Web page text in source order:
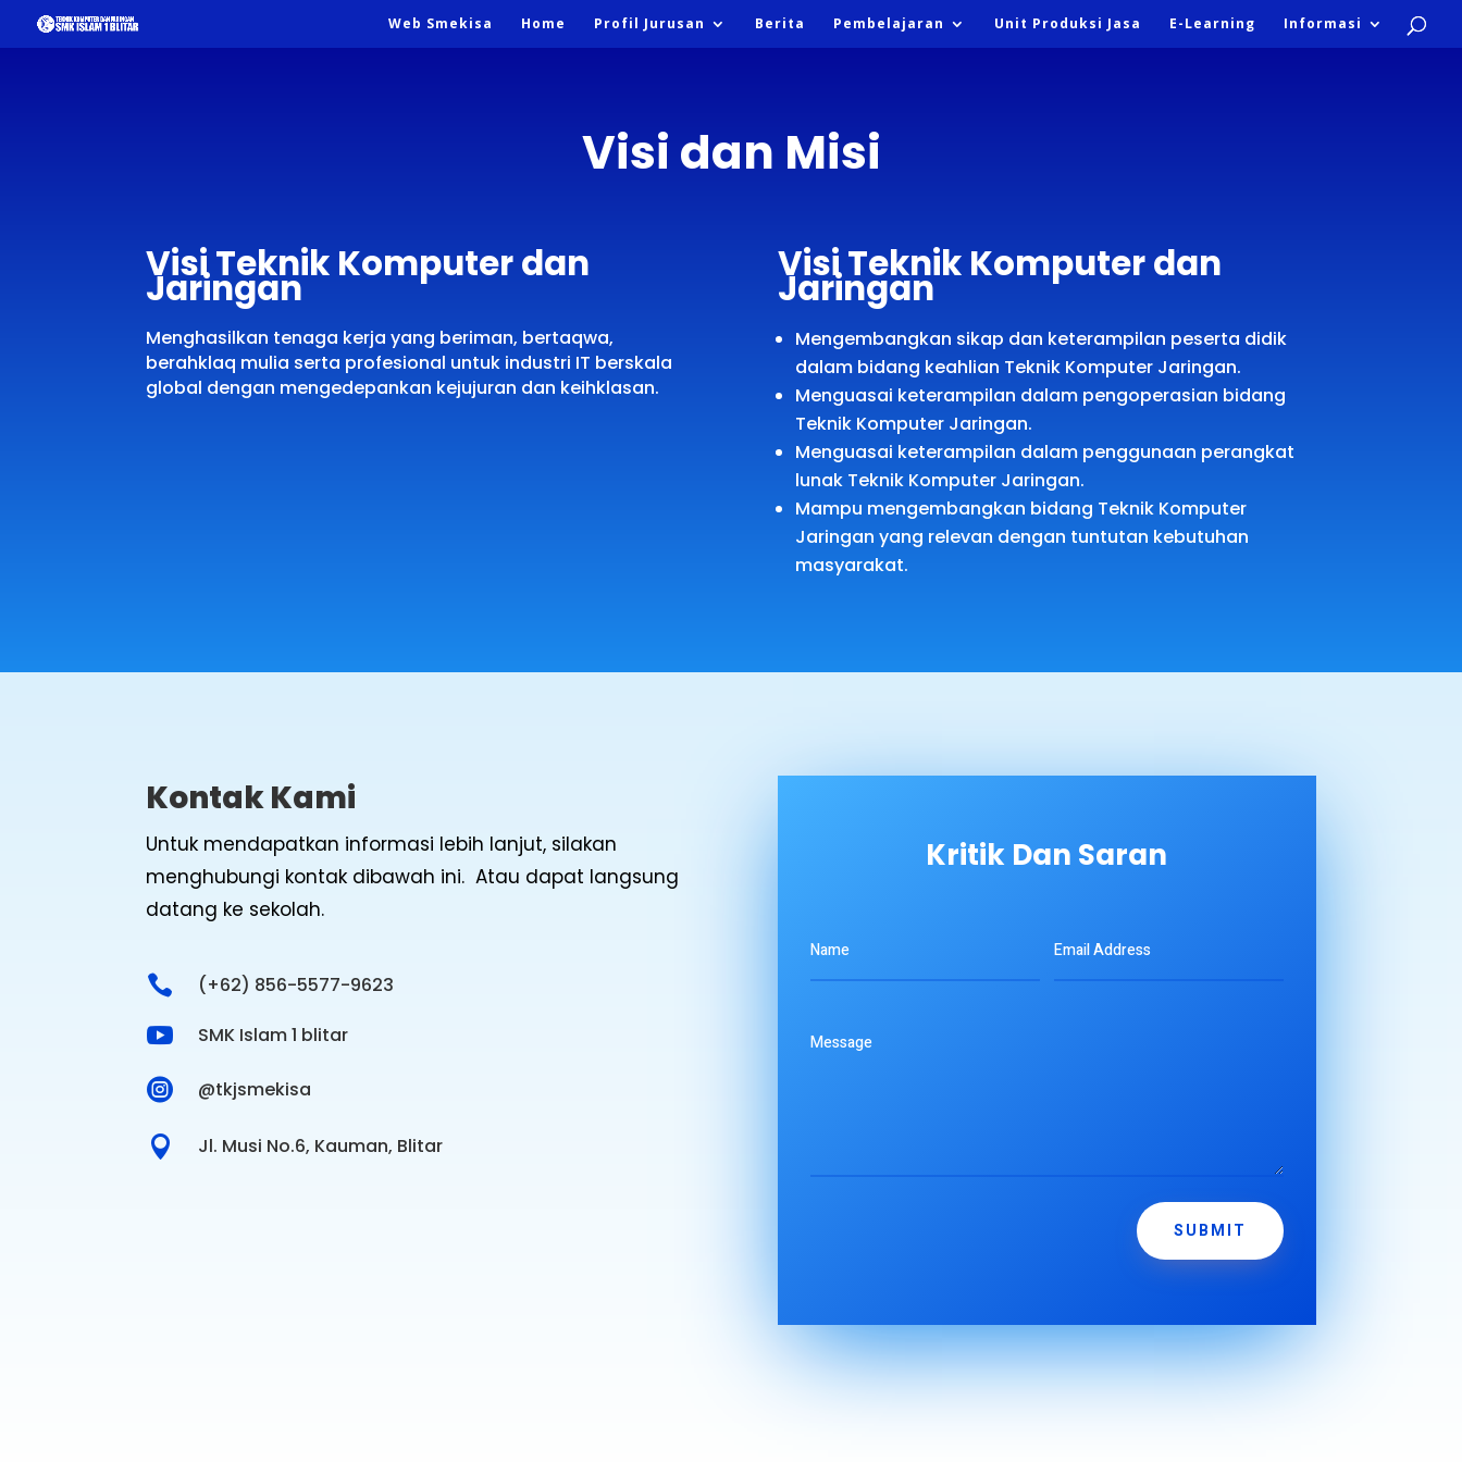
Web Smekisa Home Profil Jurusan Berita Pembelajaran Unit Produksi Jasa E-Learning Informasi
Visi dan Misi
Visi Teknik Komputer dan
Jaringan
Menghasilkan tenaga kerja yang beriman, bertaqwa,
berahklaq mulia serta profesional untuk industri IT berskala
global dengan mengedepankan kejujuran dan keihklasan.
Visi Teknik Komputer dan
Jaringan
Mengembangkan sikap dan keterampilan peserta didik
dalam bidang keahlian Teknik Komputer Jaringan.
Menguasai keterampilan dalam pengoperasian bidang
Teknik Komputer Jaringan.
Menguasai keterampilan dalam penggunaan perangkat
lunak Teknik Komputer Jaringan.
Mampu mengembangkan bidang Teknik Komputer
Jaringan yang relevan dengan tuntutan kebutuhan
masyarakat.
Kontak Kami
Untuk mendapatkan informasi lebih lanjut, silakan
menghubungi kontak dibawah ini. Atau dapat langsung
datang ke sekolah.
 (+62) 856-5577-9623
 SMK Islam 1 blitar
 @tkjsmekisa
 Jl. Musi No.6, Kauman, Blitar
Kritik Dan Saran
SUBMIT